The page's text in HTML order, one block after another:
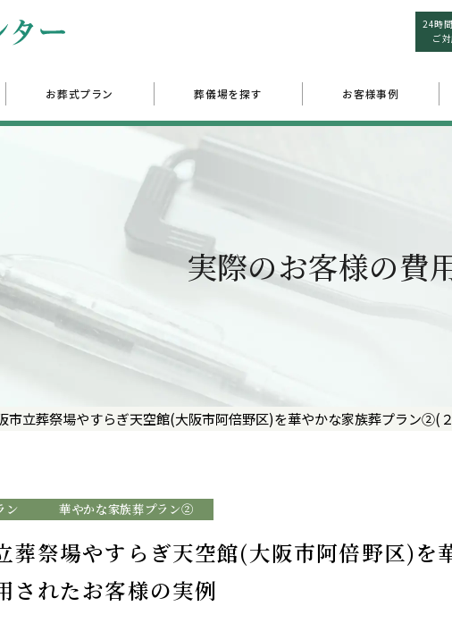
24時
ご
お葬式プラン 葬儀場を探す お客様事例
実際のお客様の費
市立葬祭場やすらぎ天空館(大阪市阿倍野区)を華やかな家族葬プラン②(
ン 華やかな家族葬プラン②
葬祭場やすらぎ天空館(大阪市阿倍野区)
されたお客様の実例